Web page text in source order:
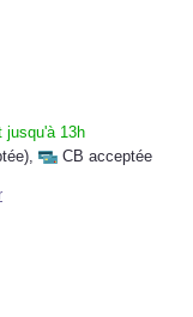
jusqu'à 13h
, CB acceptée